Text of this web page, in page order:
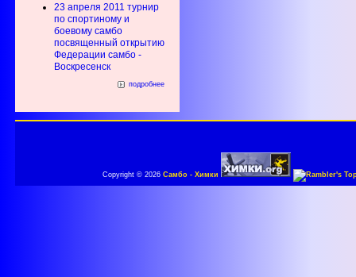
23 апреля 2011 турнир
по спортиному и
боевому самбо
посвященный открытию
Федерации самбо -
Воскресенск
подробнее
Copyright © 2026Самбо - Химки